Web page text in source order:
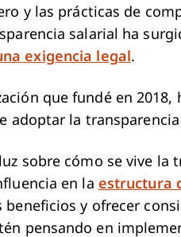
y las prácticas de
salarial ha
exigencia legal .
que fundé en
adoptar la
sobre cómo se vive la
en la estructura
beneficios y ofrecer
pensando en